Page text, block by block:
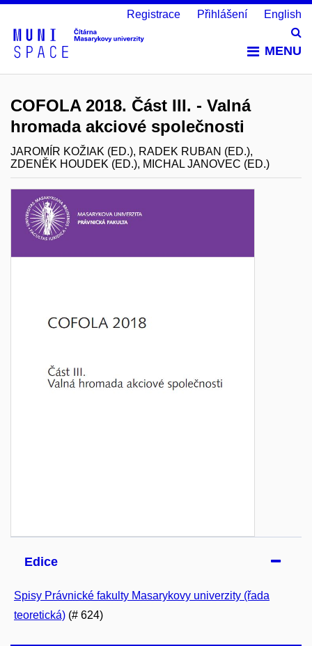
MENU
Registrace Přihlášení English
COFOLA 2018. Část III. - Valná
hromada akciové společnosti
JAROMÍR KOŽIAK (ED.), RADEK RUBAN (ED.),
ZDENĚK HOUDEK (ED.), MICHAL JANOVEC (ED.)
Edice
Spisy Právnické fakulty Masarykovy univerzity (řada
teoretická) (# 624)